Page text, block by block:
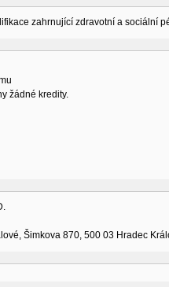
zahrnující zdravotní a sociální
žádné kredity.
Šimkova 870, 500 03 Hradec